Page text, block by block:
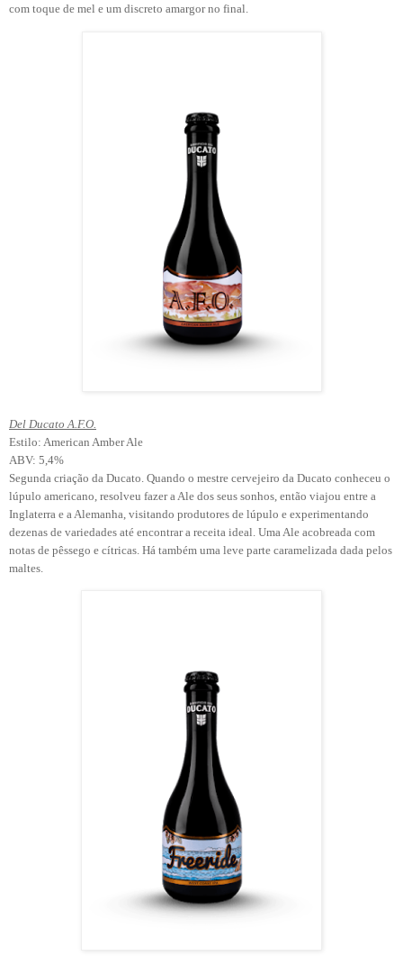
com toque de mel e um discreto amargor no final.
Del Ducato A.F.O.
Estilo: American Amber Ale
ABV: 5,4%
Segunda criação da Ducato. Quando o mestre cervejeiro da Ducato conheceu o
lúpulo americano, resolveu fazer a Ale dos seus sonhos, então viajou entre a
Inglaterra e a Alemanha, visitando produtores de lúpulo e experimentando
dezenas de variedades até encontrar a receita ideal. Uma Ale acobreada com
notas de pêssego e cítricas. Há também uma leve parte caramelizada dada pelos
maltes.